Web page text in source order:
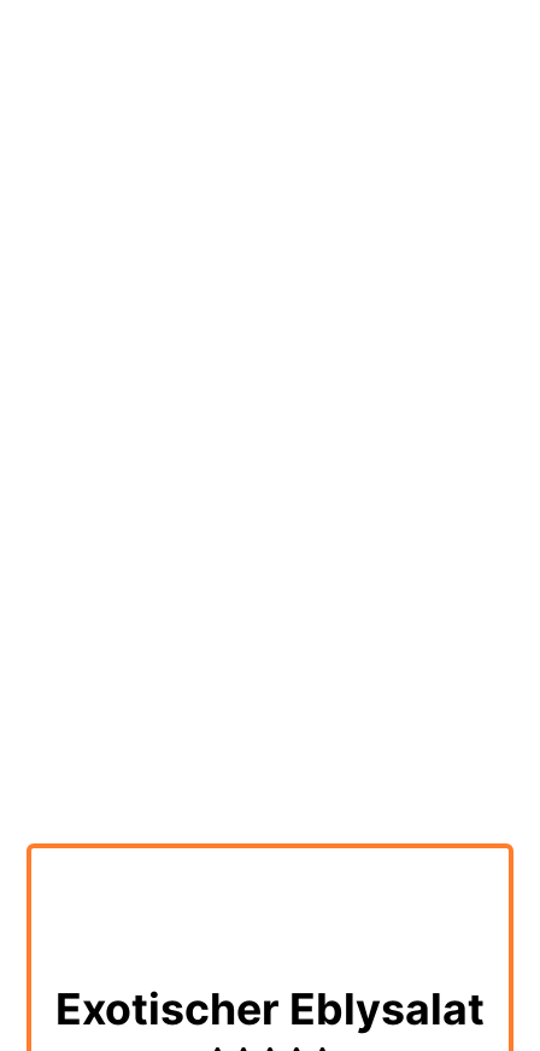
Exotischer Eblysalat